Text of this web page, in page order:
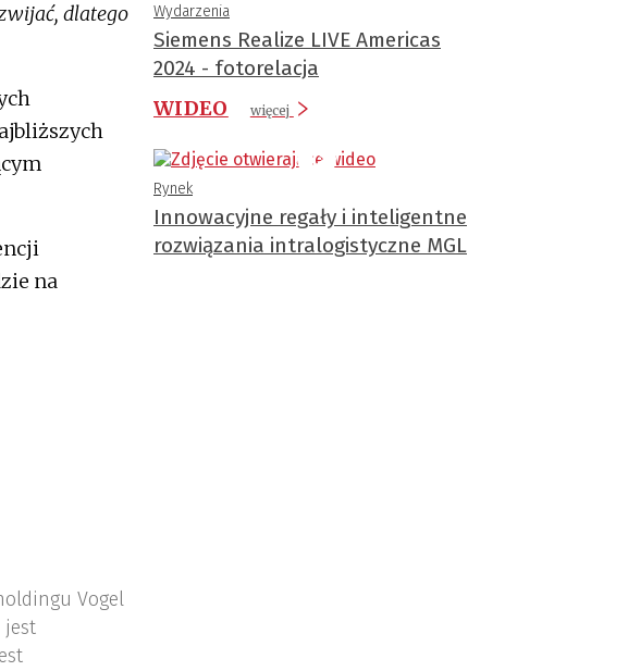
dlatego
na
Vogel
jest
Wydarzenia
Siemens Realize LIVE Americas
2024 - fotorelacja
WIDEO
więcej
Rynek
Innowacyjne regały i inteligentne
rozwiązania intralogistyczne MGL